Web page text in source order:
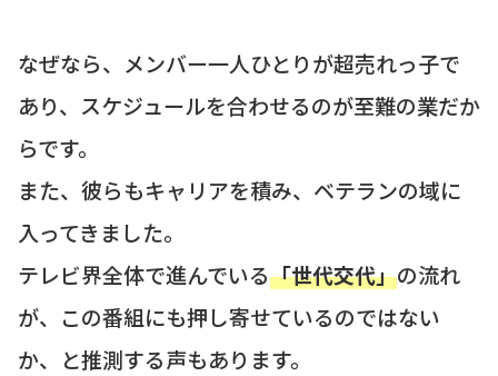
なぜなら、メンバー一人ひとりが超売れっ子で
あり、スケジュールを合わせるのが至難の業だか
らです。
また、彼らもキャリアを積み、ベテランの域に
入ってきました。
テレビ界全体で進んでいる「世代交代」の流れ
が、この番組にも押し寄せているのではない
か、と推測する声もあります。